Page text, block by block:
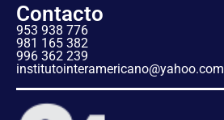
Contacto
953 938 776
981 165 382
996 362 239
institutointeramericano@yahoo.com